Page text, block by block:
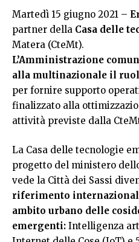
Martedì 15 giugno 2021 –
partner della Casa delle
Matera (CteMt).
L’Amministrazione
alla multinazionale il
per fornire supporto
finalizzato alla
attività previste dalla
La Casa delle tecnologie
progetto del ministero
vede la Città dei Sassi
riferimento
ambito urbano delle
emergenti: Intelligenza